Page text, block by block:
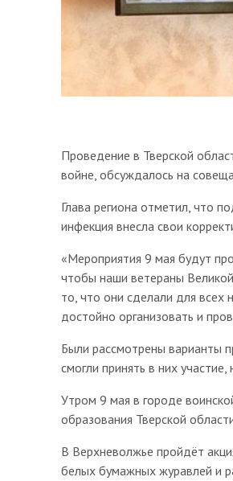
Проведение в Тверской
войне, обсуждалось на
Глава региона отметил, что
инфекция внесла свои
«Мероприятия 9 мая будут
чтобы наши ветераны
то, что они сделали для
достойно организовать и
Были рассмотрены варианты
смогли принять в них
Утром 9 мая в городе
образования Тверской
В Верхневолжье пройдёт
белых бумажных журавлей и